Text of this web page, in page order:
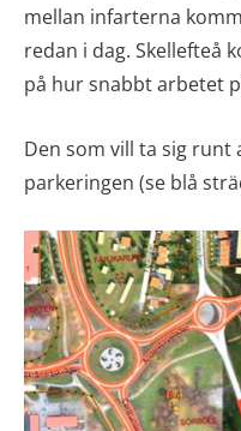
mellan infarterna
redan i dag. Skellefteå
på hur snabbt arbetet
Den som vill ta sig
parkeringen (se blå